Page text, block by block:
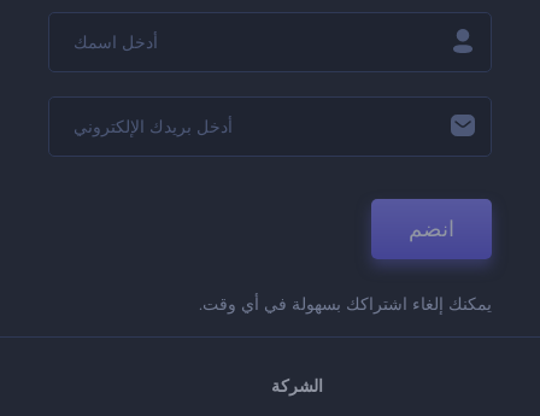
انضم
يمكنك إلغاء اشتراكك بسهولة في أي وقت.
الشركة